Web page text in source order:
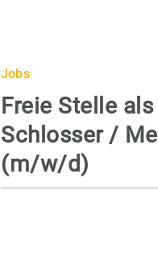
Jobs
Freie Stelle
Schlosser /
(m/w/d)